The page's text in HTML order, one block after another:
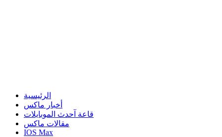
الرئيسية
أخبار ماكس
قاعة آحدث الموبايلات
مقالات ماكس
IOS Max